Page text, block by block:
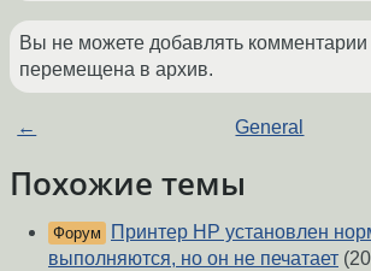
Вы не можете добавлять комментарии
перемещена в архив.
← General
Похожие темы
Форум
Принтер HP установлен
выполняются, но он не печатает